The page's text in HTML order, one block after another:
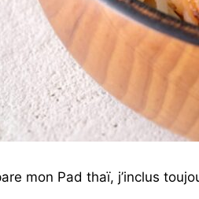
mon Pad thaï, j’inclus